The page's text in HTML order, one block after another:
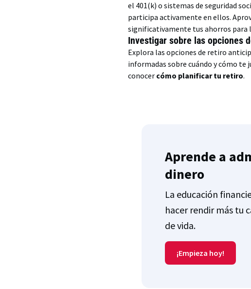
el 401(k) o sistemas de seguridad
participa activamente en ellos.
significativamente tus ahorros para
Investigar sobre las opciones
Explora las opciones de retiro
informadas sobre cuándo y cómo te
conocer cómo planificar tu retiro.
Aprende a
dinero
La educación
hacer rendir más tu
de vida.
¡Empieza hoy!